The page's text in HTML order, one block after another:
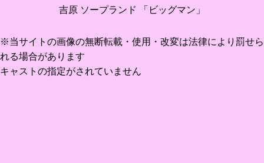
吉原 ソープランド 「ビッグマン」
※当サイトの画像の無断転載・使用・改変は法律により罰せら
れる場合があります
キャストの指定がされていません